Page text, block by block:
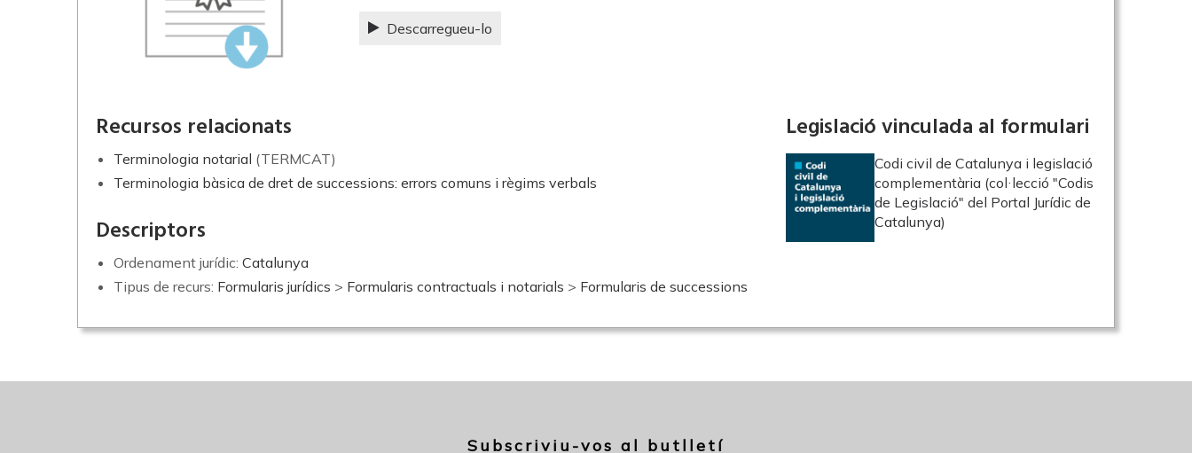
Descarregueu-lo
Recursos relacionats
Terminologia notarial (TERMCAT)
Terminologia bàsica de dret de successions: errors comuns i règims verbals
Descriptors
Ordenament jurídic: Catalunya
Tipus de recurs: Formularis jurídics > Formularis contractuals i notarials > Formularis de successions
Legislació vinculada al formulari
Codi civil de Catalunya i legislació
complementària (col·lecció "Codis
de Legislació" del Portal Jurídic de
Catalunya)
Subscriviu-vos al butlletí